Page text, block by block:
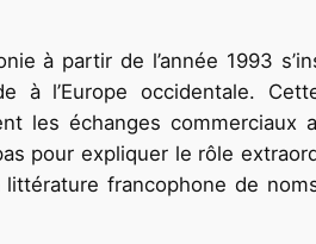
à partir de l’année 1993
à l’Europe occidentale.
les échanges commerciaux
pour expliquer le rôle
francophone de